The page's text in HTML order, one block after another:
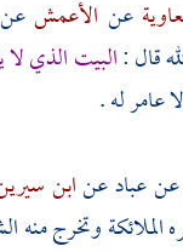
عن الأعمشعن
قال :البيت الذي لا
عامر له .
عنعبادعنابن
الملائكة وتخرج منه